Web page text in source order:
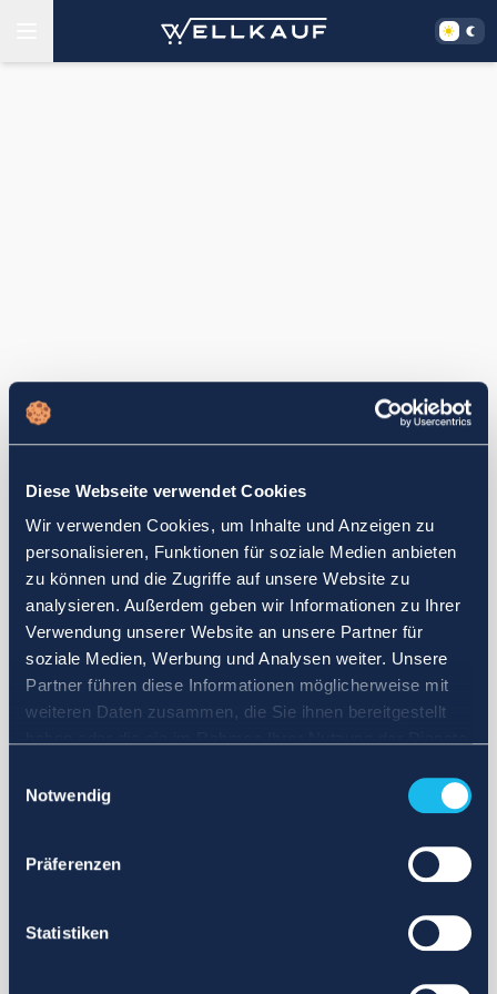
Diese Webseite verwendet Cookies
Wir verwenden Cookies, um Inhalte und Anzeigen zu
personalisieren, Funktionen für soziale Medien anbieten
zu können und die Zugriffe auf unsere Website zu
analysieren. Außerdem geben wir Informationen zu Ihrer
Verwendung unserer Website an unsere Partner für
soziale Medien, Werbung und Analysen weiter. Unsere
Partner führen diese Informationen möglicherweise mit
weiteren Daten zusammen, die Sie ihnen bereitgestellt
Notwendig
Präferenzen
Statistiken